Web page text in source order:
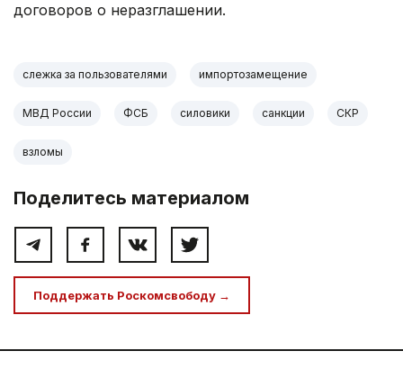
договоров о неразглашении.
слежка за пользователями импортозамещение
МВД России ФСБ силовики санкции СКР
взломы
Поделитесь материалом
Поддержать Роскомсвободу →